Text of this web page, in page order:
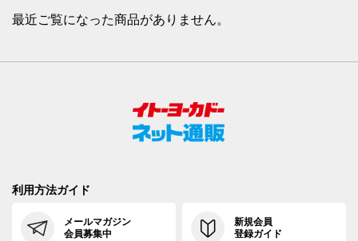
最近ご覧になった商品がありません。
利用方法ガイド
メールマガジン
会員募集中
新規会員
登録ガイド